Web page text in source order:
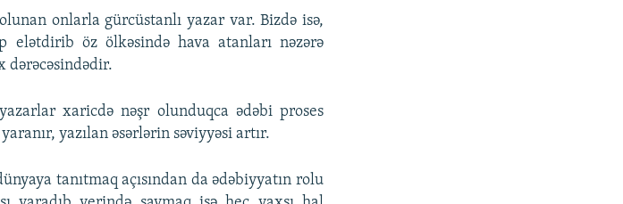
onlarla gürcüstanlı yazar var. Bizdə isə,
elətdirib öz ölkəsində hava atanları nəzərə
dərəcəsindədir.
xaricdə nəşr olunduqca ədəbi proses
yazılan əsərlərin səviyyəsi artır.
tanıtmaq açısından da ədəbiyyatın rolu